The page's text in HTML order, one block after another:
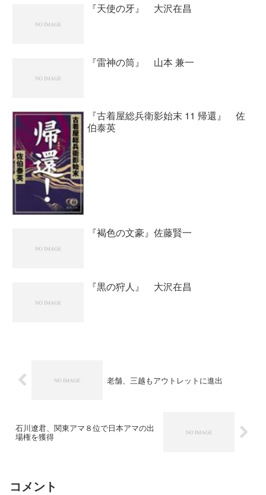
『天使の牙』 大沢在昌
『雷神の筒』 山本 兼一
『古着屋総兵衛影始末 11 帰還』 佐
伯泰英
『褐色の文豪』佐藤賢一
『黒の狩人』 大沢在昌
老舗、三越もアウトレットに進出
石川遼君、関東アマ８位で日本アマの出
場権を獲得
コメント